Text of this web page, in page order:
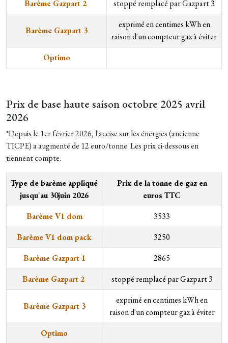
Barème Gazpart 2
stoppé remplacé par Gazpart 3
Barème Gazpart 3
exprimé en centimes kWh en
raison d'un compteur gaz à éviter
Optimo
Prix de base haute saison octobre 2025 avril
2026
*Depuis le 1er février 2026, l'accise sur les énergies (ancienne
TICPE) a augmenté de 12 euro/tonne. Les prix ci-dessous en
tiennent compte.
Type de barème appliqué
jusqu'au 30juin 2026
Prix de la tonne de gaz en
euros TTC
Barème V1 dom
3533
Barème V1 dom pack
3250
Barème Gazpart 1
2865
Barème Gazpart 2
stoppé remplacé par Gazpart 3
Barème Gazpart 3
exprimé en centimes kWh en
raison d'un compteur gaz à éviter
Optimo